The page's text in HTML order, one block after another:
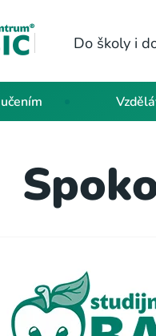
Do školy i